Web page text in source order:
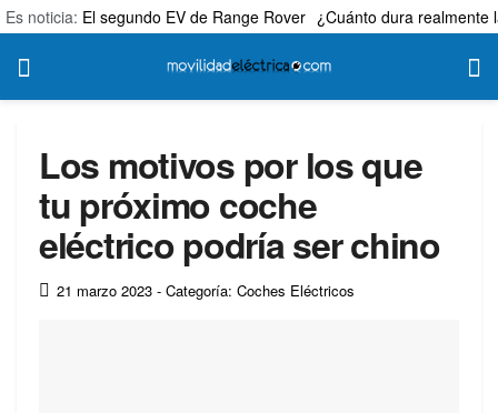
Es noticia: El segundo EV de Range Rover ¿Cuánto dura realmente
Los motivos por los que
tu próximo coche
eléctrico podría ser chino
21 marzo 2023 - Categoría: Coches Eléctricos